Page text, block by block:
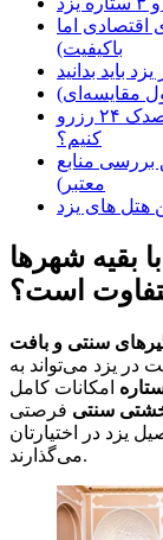
اقتصادی اما
باکیفیت)
باید بدانید
مقایسه‌ای)
چطور هتل های یزد را با کمترین قیمت از قاصدک ۲۴ رزرو
کنیم؟
براساس سال ۱۴۰۴ (طبق بررسی منابع
معتبر)
هتل های یزد
بقیه شهرها
است؟
سنتی و بافت
در یزد می‌تواند به
امکانات کامل
سنتی فرصتی
یزد در اختیارتان
می‌گذارند.